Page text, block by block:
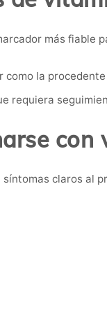
más fiable
la
requiera
con
claros al